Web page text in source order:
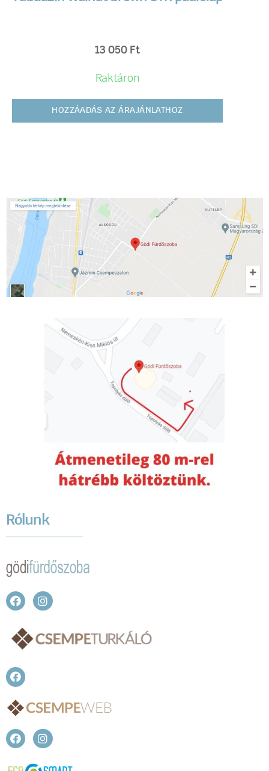
13 050 Ft
Raktáron
HOZZÁADÁS AZ ÁRAJÁNLATHOZ
Rólunk